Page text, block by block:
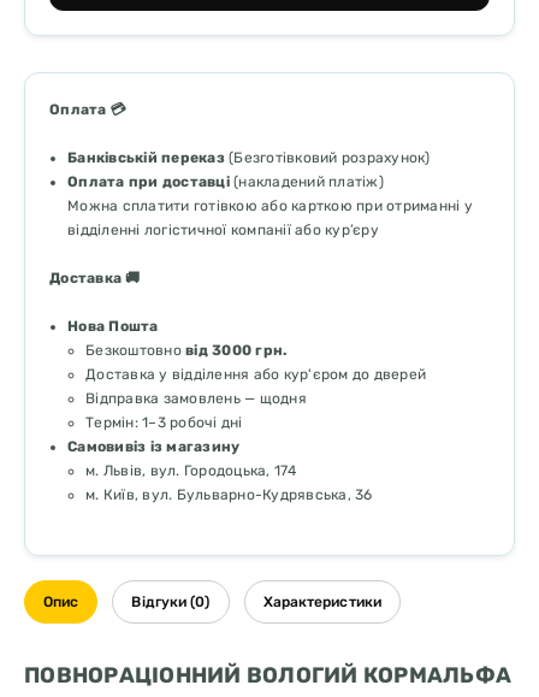
Оплата 💳
Банківській переказ(Безготівковий розрахунок)
Оплата при доставці(накладений платіж)
Можна сплатити готівкою або карткою при отриманні у
відділенні логістичної компанії або кур’єру
Доставка 🚚
Нова Пошта
Безкоштовно від 3000 грн.
Доставка у відділення або кур'єром до дверей
Відправка замовлень — щодня
Термін: 1–3 робочі дні
Самовивіз із магазину
м. Львів, вул. Городоцька, 174
м. Київ, вул. Бульварно-Кудрявська, 36
Опис Відгуки (0) Характеристики
ПОВНОРАЦІОННИЙ ВОЛОГИЙ КОРМАЛЬФА